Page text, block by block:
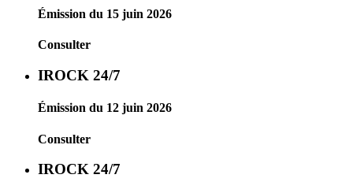
Émission du 15 juin 2026
Consulter
IROCK 24/7
Émission du 12 juin 2026
Consulter
IROCK 24/7